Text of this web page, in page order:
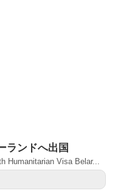
ランドへ出国
Humanitarian Visa Belar...